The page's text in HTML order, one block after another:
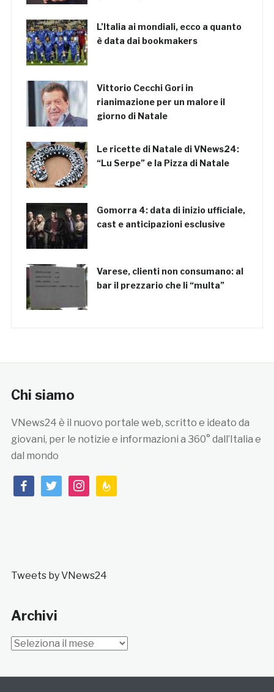
L’Italia ai mondiali, ecco a quanto
è data dai bookmakers
Vittorio Cecchi Gori in
rianimazione per un malore il
giorno di Natale
Le ricette di Natale di VNews24:
“Lu Serpe” e la Pizza di Natale
Gomorra 4: data di inizio ufficiale,
cast e anticipazioni esclusive
Varese, clienti non consumano: al
bar il prezzario che li “multa”
Chi siamo
VNews24 è il nuovo portale web, scritto e ideato da
giovani, per le notizie e informazioni a 360° dall’Italia e
dal mondo
facebooktwitterinstagramfeedburner
Tweets by VNews24
Archivi
Archivi